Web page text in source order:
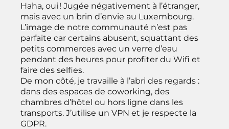
Haha, oui ! Jugée négativement à l’étranger,
mais avec un brin d’envie au Luxembourg.
L’image de notre communauté n’est pas
parfaite car certains abusent, squattant des
petits commerces avec un verre d’eau
pendant des heures pour profiter du Wifi et
faire des selfies.
De mon côté, je travaille à l’abri des regards :
dans des espaces de coworking, des
chambres d’hôtel ou hors ligne dans les
transports. J’utilise un VPN et je respecte la
GDPR.